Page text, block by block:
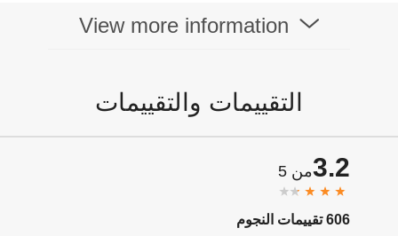
View more information
التقييمات والتقييمات
3.2من 5
606 تقييمات النجوم